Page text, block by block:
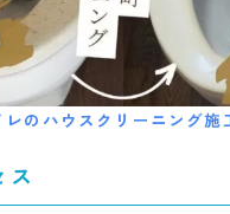
レのハウスクリーニング施
ス